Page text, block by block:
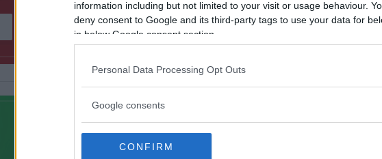
information including but not limited to your visit or usage behaviour.
deny consent to Google and its third-party tags to use your data for
in below Google consent section.
Personal Data Processing Opt Outs
Google consents
CONFIRM